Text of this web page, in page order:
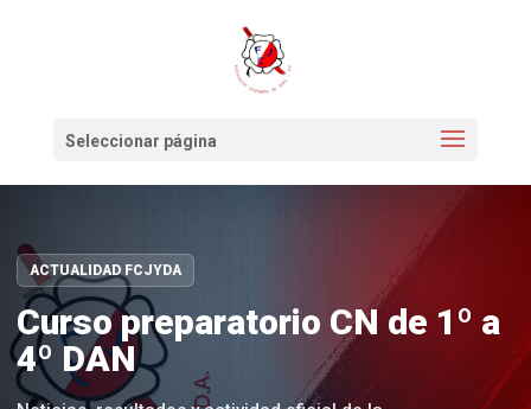
Seleccionar página
ACTUALIDAD FCJYDA
Curso preparatorio CN de 1º a
4º DAN